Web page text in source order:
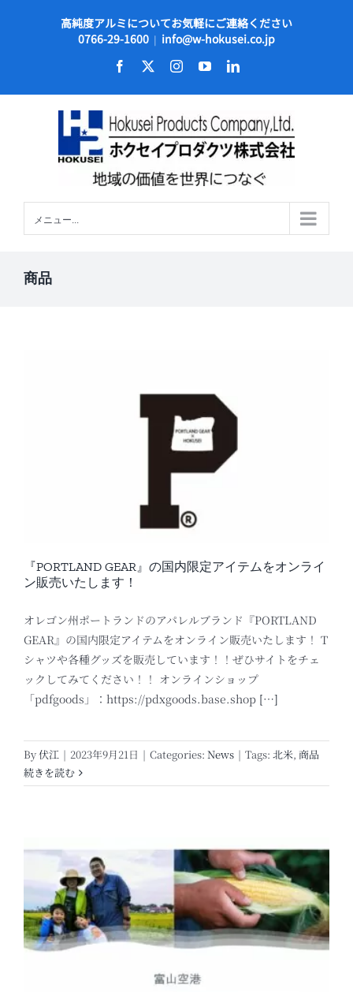
高純度アルミについてお気軽にご連絡ください
0766-29-1600 | info@w-hokusei.co.jp
Facebook InstagramYouTubeLinkedIn
メニュー...
商品
『PORTLAND GEAR』の国内限定アイテムをオンライ
ン販売いたします！
オレゴン州ポートランドのアパレルブランド『PORTLAND
GEAR』の国内限定アイテムをオンライン販売いたします！ T
シャツや各種グッズを販売しています！！ぜひサイトをチェ
ックしてみてください！！ オンラインショップ
「pdfgoods」：https://pdxgoods.base.shop […]
By伏江 | 2023年9月21日 | Categories: News | Tags: 北米, 商品
続きを読む